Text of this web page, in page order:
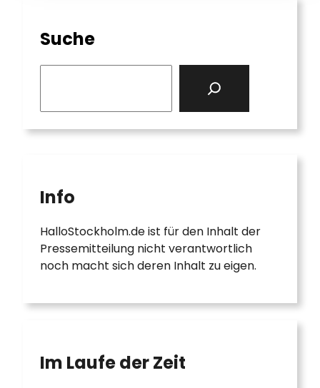
Suche
Info
HalloStockholm.de ist für den Inhalt der
Pressemitteilung nicht verantwortlich
noch macht sich deren Inhalt zu eigen.
Im Laufe der Zeit